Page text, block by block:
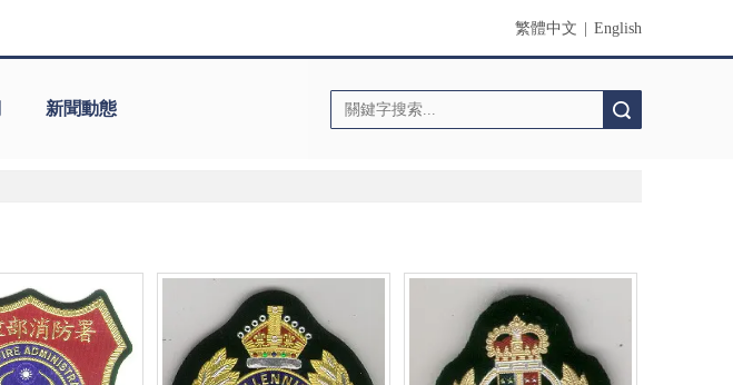
繁體中文 English
新聞動態